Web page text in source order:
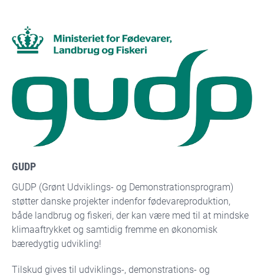
GUDP
GUDP (Grønt Udviklings- og Demonstrationsprogram)
støtter danske projekter indenfor fødevareproduktion,
både landbrug og fiskeri, der kan være med til at mindske
klimaaftrykket og samtidig fremme en økonomisk
bæredygtig udvikling!
Tilskud gives til udviklings-, demonstrations- og